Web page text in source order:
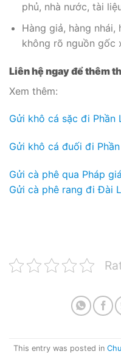
phủ, nhà nước, tài
Hàng giả, hàng
không rõ nguồn gốc
Liên hệ ngay để thêm
Xem thêm:
Gửi khô cá sặc đi Phần
Gửi khô cá đuối đi
Gửi cà phê qua Pháp
Gửi cà phê rang đi Đài
This entry was posted in